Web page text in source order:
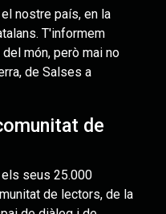
nostre país, en la
T'informem
món, però mai no
de Salses a
de
seus 25.000
de lectors, de la